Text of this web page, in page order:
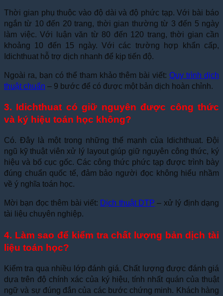
Thời gian phụ thuộc vào độ dài và độ phức tạp. Với bài báo
ngắn từ 10 đến 20 trang, thời gian thường từ 3 đến 5 ngày
làm việc. Với luận văn từ 80 đến 120 trang, thời gian cần
khoảng 10 đến 15 ngày. Với các trường hợp khẩn cấp,
Idichthuat hỗ trợ dịch nhanh để kịp tiến độ.
Ngoài ra, bạn có thể tham khảo thêm bài viết:Quy trình dịch
thuật chuẩn – 9 bước để có được một bản dịch hoàn chỉnh.
3. Idichthuat có giữ nguyên được công thức
và ký hiệu toán học không?
Có. Đây là một trong những thế mạnh của Idichthuat. Đội
ngũ kỹ thuật viên xử lý layout giúp giữ nguyên công thức, ký
hiệu và bố cục gốc. Các công thức phức tạp được trình bày
đúng chuẩn quốc tế, đảm bảo người đọc không hiểu nhầm
về ý nghĩa toán học.
Mời bạn đọc thêm bài viết: Dịch thuật DTP – xử lý định dạng
tài liệu chuyên nghiệp.
4. Làm sao để kiểm tra chất lượng bản dịch tài
liệu toán học?
Kiểm tra qua nhiều lớp đánh giá. Chất lượng được đánh giá
dựa trên độ chính xác của ký hiệu, tính nhất quán của thuật
ngữ và sự đúng đắn của các bước chứng minh. Khách hàng